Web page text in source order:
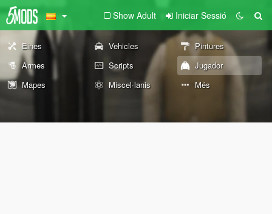
Show Adult Iniciar Sessió
Eines Vehicles
Pintures
Armes
Scripts
Jugador
Mapes
Miscel·lanis Més